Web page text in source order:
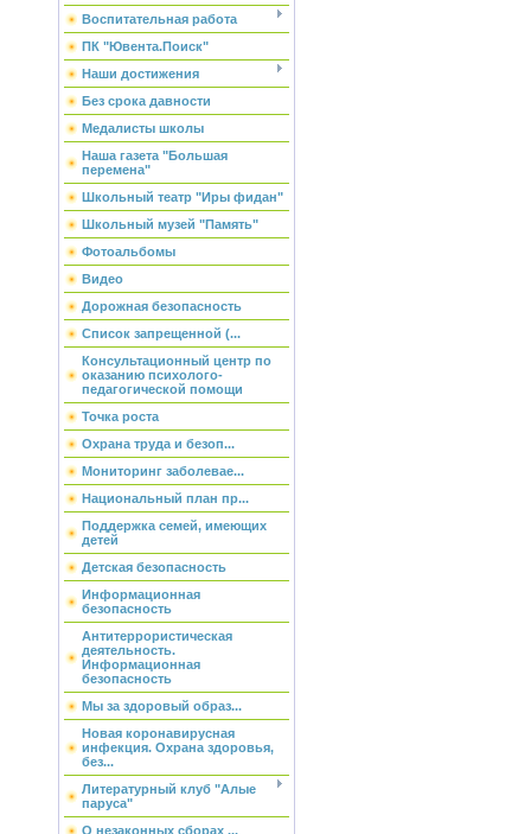
Воспитательная работа
ПК "Ювента.Поиск"
Наши достижения
Без срока давности
Медалисты школы
Наша газета "Большая
перемена"
Школьный театр "Иры фидан"
Школьный музей "Память"
Фотоальбомы
Видео
Дорожная безопасность
Список запрещенной (...
Консультационный центр по
оказанию психолого-
педагогической помощи
Точка роста
Охрана труда и безоп...
Мониторинг заболевае...
Национальный план пр...
Поддержка семей, имеющих
детей
Детская безопасность
Информационная
безопасность
Антитеррористическая
деятельность.
Информационная
безопасность
Мы за здоровый образ...
Новая коронавирусная
инфекция. Охрана здоровья,
без...
Литературный клуб "Алые
паруса"
О незаконных сборах ...